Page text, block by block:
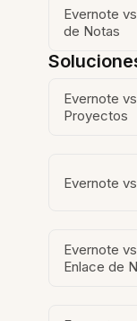
Evernote
de Notas
Evernote
Proyectos
Evernote
Evernote
Enlace de